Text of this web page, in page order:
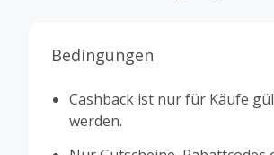
Bedingungen
Cashback ist nur für Käufe
werden.